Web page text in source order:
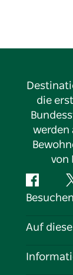
die
werden
von
Auf
Reiseziele